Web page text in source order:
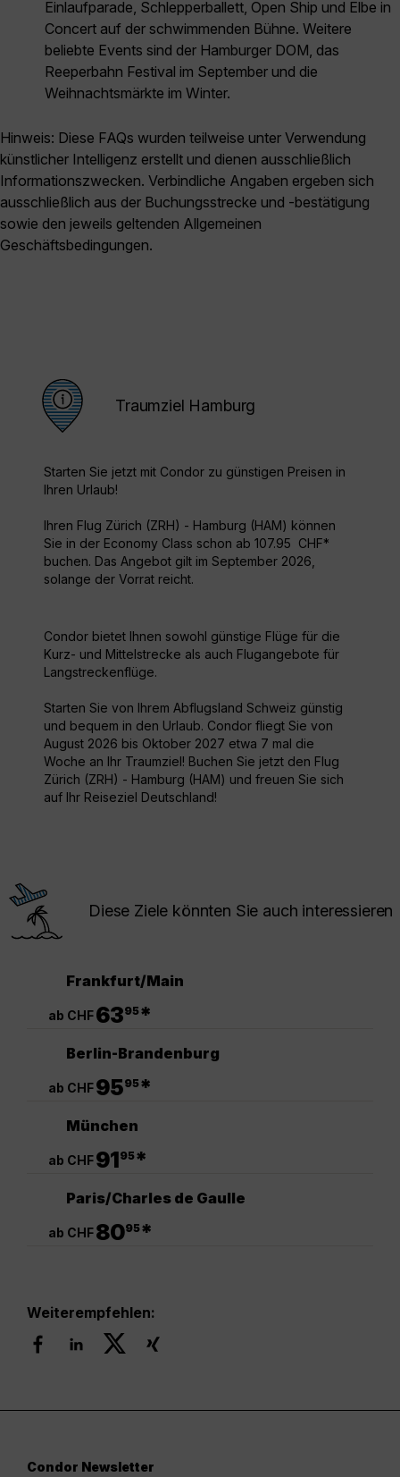
Einlaufparade, Schlepperballett, Open Ship und Elbe in
Concert auf der schwimmenden Bühne. Weitere
beliebte Events sind der Hamburger DOM, das
Reeperbahn Festival im September und die
Weihnachtsmärkte im Winter.
Hinweis: Diese FAQs wurden teilweise unter Verwendung
künstlicher Intelligenz erstellt und dienen ausschließlich
Informationszwecken. Verbindliche Angaben ergeben sich
ausschließlich aus der Buchungsstrecke und -bestätigung
sowie den jeweils geltenden Allgemeinen
Geschäftsbedingungen.
Traumziel Hamburg
Starten Sie jetzt mit Condor zu günstigen Preisen in
Ihren Urlaub!
Ihren Flug Zürich (ZRH) - Hamburg (HAM) können
Sie in der Economy Class schon ab 107.95 CHF*
buchen. Das Angebot gilt im September 2026,
solange der Vorrat reicht.
Condor bietet Ihnen sowohl günstige Flüge für die
Kurz- und Mittelstrecke als auch Flugangebote für
Langstreckenflüge.
Starten Sie von Ihrem Abflugsland Schweiz günstig
und bequem in den Urlaub. Condor fliegt Sie von
August 2026 bis Oktober 2027 etwa 7 mal die
Woche an Ihr Traumziel! Buchen Sie jetzt den Flug
Zürich (ZRH) - Hamburg (HAM) und freuen Sie sich
auf Ihr Reiseziel Deutschland!
Diese Ziele könnten Sie auch interessieren
Frankfurt/Main
ab CHF6395*
Berlin-Brandenburg
ab CHF9595*
München
ab CHF9195*
Paris/Charles de Gaulle
ab CHF8095*
Weiterempfehlen:
Condor Newsletter